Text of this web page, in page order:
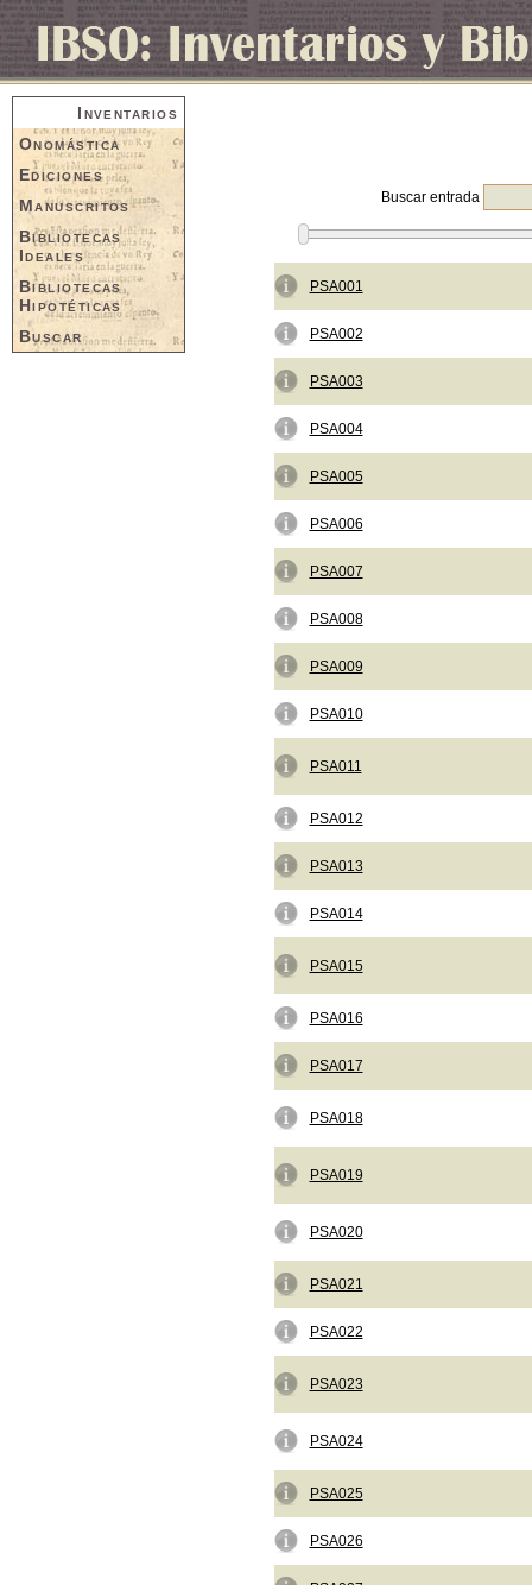
Inventarios
Onomástica
Ediciones
Manuscritos
Bibliotecas
Ideales
Bibliotecas
Hipotéticas
Buscar
Buscar entrada
PSA001
PSA002
PSA003
PSA004
PSA005
PSA006
PSA007
PSA008
PSA009
PSA010
PSA011
PSA012
PSA013
PSA014
PSA015
PSA016
PSA017
PSA018
PSA019
PSA020
PSA021
PSA022
PSA023
PSA024
PSA025
PSA026